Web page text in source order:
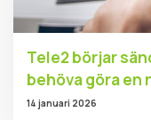
Tele2 börjar
behöva göra en
14 januari 2026